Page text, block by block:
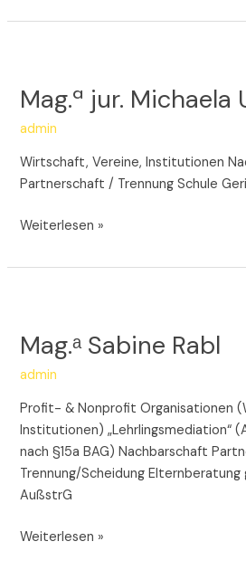
Mag.ª jur. Michaela
admin
Wirtschaft, Vereine, Institutionen
Partnerschaft / Trennung Schule
Michaela
Unterrainer
Weiterlesen »
Mag.ᵃ Sabine Rabl
admin
Profit- & Nonprofit Organisationen
Institutionen) „Lehrlingsmediation“
nach §15a BAG) Nachbarschaft
Trennung/Scheidung Elternberatung
AußstrG
Rabl
Weiterlesen »